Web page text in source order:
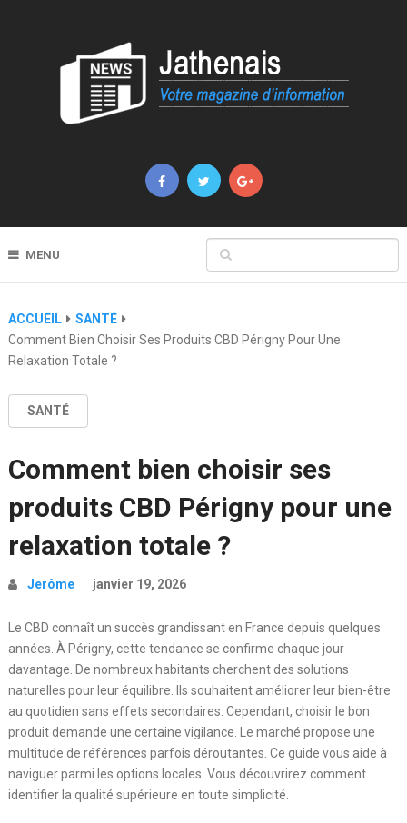
MENU
ACCUEIL
SANTÉ
Comment Bien Choisir Ses Produits CBD Périgny Pour Une
Relaxation Totale ?
SANTÉ
Comment bien choisir ses
produits CBD Périgny pour une
relaxation totale ?
Jerôme janvier 19, 2026
Le CBD connaît un succès grandissant en France depuis quelques
années. À Périgny, cette tendance se confirme chaque jour
davantage. De nombreux habitants cherchent des solutions
naturelles pour leur équilibre. Ils souhaitent améliorer leur bien-être
au quotidien sans effets secondaires. Cependant, choisir le bon
produit demande une certaine vigilance. Le marché propose une
multitude de références parfois déroutantes. Ce guide vous aide à
naviguer parmi les options locales. Vous découvrirez comment
identifier la qualité supérieure en toute simplicité.